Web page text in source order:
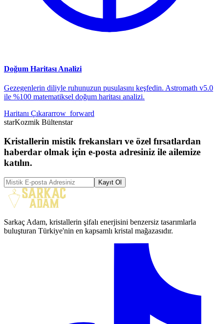
Doğum Haritası Analizi
Gezegenlerin diliyle ruhunuzun pusulasını keşfedin. Astromath v5.0
ile %100 matematiksel doğum haritası analizi.
Haritanı Çıkararrow_forward
starKozmik Bültenstar
Kristallerin mistik frekansları ve özel fırsatlardan
haberdar olmak için e-posta adresiniz ile ailemize
katılın.
Kayıt Ol
Sarkaç Adam, kristallerin şifalı enerjisini benzersiz tasarımlarla
buluşturan Türkiye'nin en kapsamlı kristal mağazasıdır.